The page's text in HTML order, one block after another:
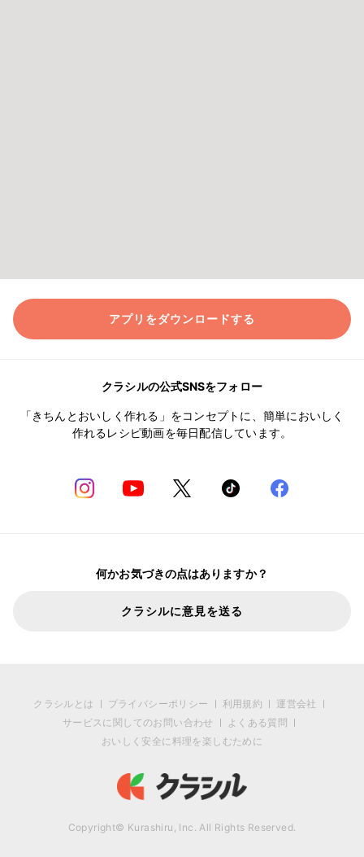
アプリをダウンロードする
クラシルの公式SNSをフォロー
「きちんとおいしく作れる」をコンセプトに、簡単においしく
作れるレシピ動画を毎日配信しています。
何かお気づきの点はありますか？
クラシルに意見を送る
クラシルとは プライバシーポリシー 利用規約
運営会社
サービスに関してのお問い合わせ
よくある質問
おいしく安全に料理を楽しむために
Copyright© Kurashiru, Inc. All Rights Reserved.